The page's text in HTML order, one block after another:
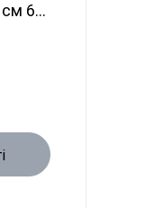
6...